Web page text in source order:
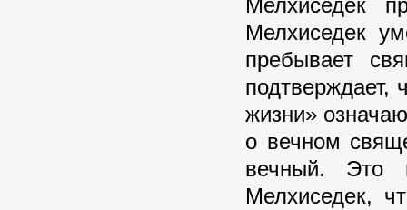
Мелхиседек
Мелхиседек
пребывает
подтверждает,
жизни»
о вечном
вечный. Это
Мелхиседек,